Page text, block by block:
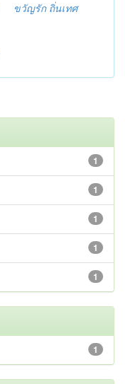
ขวัญรัก ถิ่นเทศ
1
1
1
1
1
1